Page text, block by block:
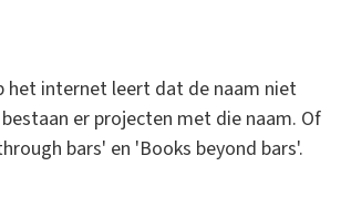
het internet leert dat de naam niet
er projecten met die naam. Of
bars' en 'Books beyond bars'.